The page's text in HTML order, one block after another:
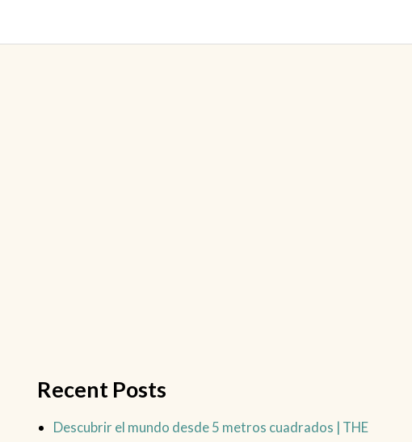
Recent Posts
Descubrir el mundo desde 5 metros cuadrados | THE